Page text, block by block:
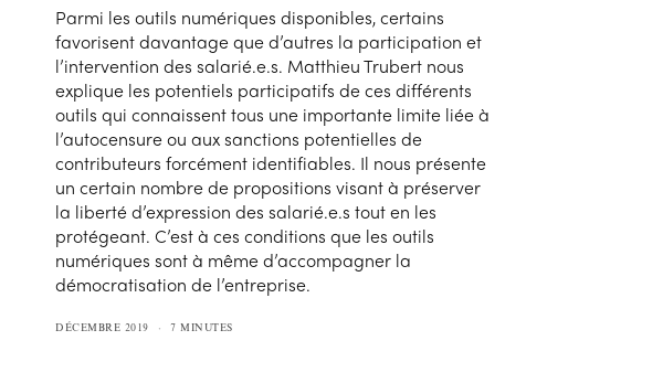
Parmi les outils numériques disponibles, certains
favorisent davantage que d’autres la participation et
l’intervention des salarié.e.s. Matthieu Trubert nous
explique les potentiels participatifs de ces différents
outils qui connaissent tous une importante limite liée à
l’autocensure ou aux sanctions potentielles de
contributeurs forcément identifiables. Il nous présente
un certain nombre de propositions visant à préserver
la liberté d’expression des salarié.e.s tout en les
protégeant. C’est à ces conditions que les outils
numériques sont à même d’accompagner la
démocratisation de l’entreprise.
DÉCEMBRE 2019 7 MINUTES